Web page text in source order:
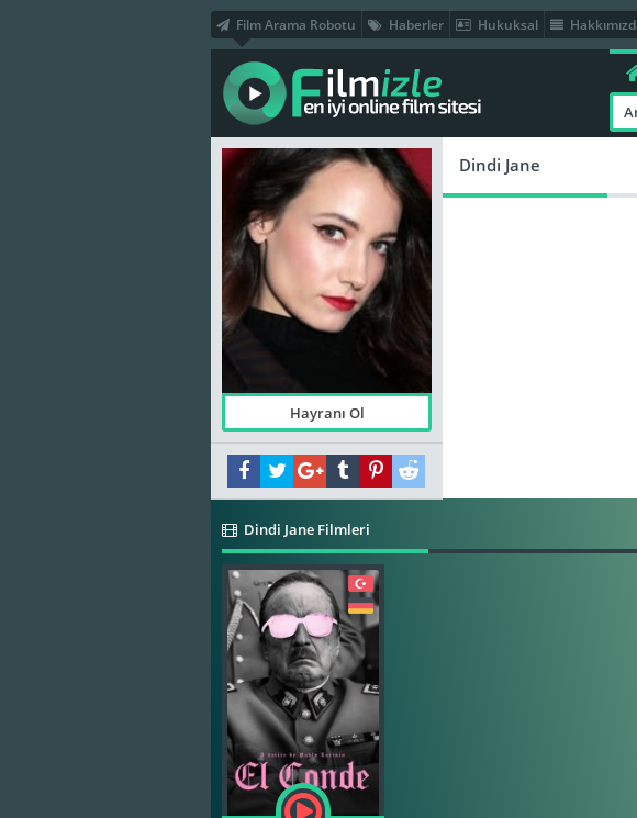
Film Arama Robotu Haberler Hukuksal
Hayranı Ol
Dindi Jane
Dindi Jane Filmleri